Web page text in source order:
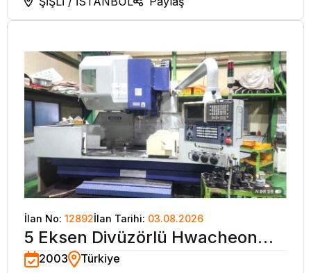
İlan No: 12892İlan Tarihi: 03.08.2026
5 Eksen Divüzörlü Hwacheon
65-VH CNC İşleme Merkezi-
2003 Türkiye